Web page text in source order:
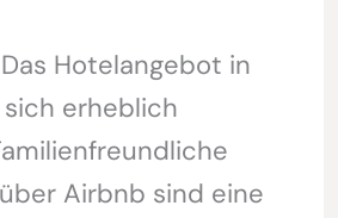
Das Hotelangebot in
erheblich
Airbnb sind eine